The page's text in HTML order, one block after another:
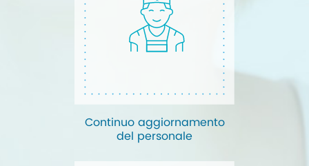
Continuo aggiornamento
del personale